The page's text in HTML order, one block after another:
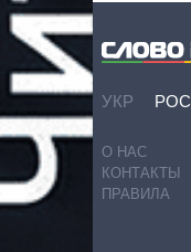
УКР РОС
О НАС
КОНТАКТЫ
ПРАВИЛА